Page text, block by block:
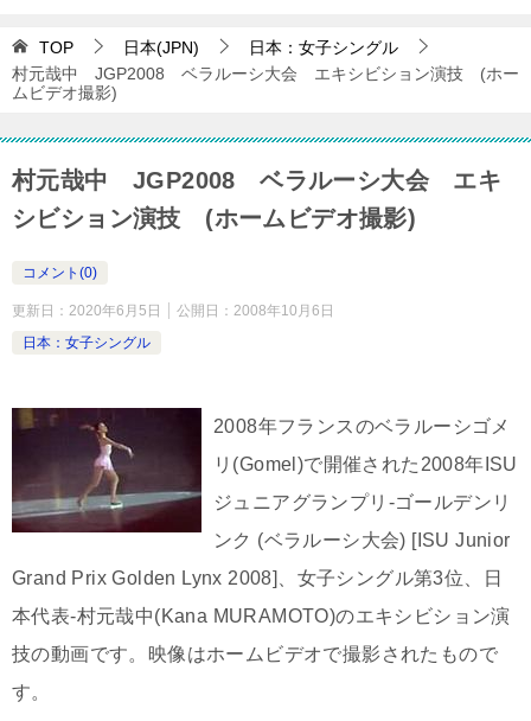
TOP 日本(JPN)
日本：女子シングル
村元哉中 JGP2008 ベラルーシ大会 エキシビション演技 (ホー
ムビデオ撮影)
村元哉中 JGP2008 ベラルーシ大会 エキ
シビション演技 (ホームビデオ撮影)
コメント(0)
更新日： 2020年6月5日 公開日： 2008年10月6日
日本：女子シングル
2008年フランスのベラルーシゴメ
リ(Gomel)で開催された2008年ISU
ジュニアグランプリ-ゴールデンリ
ンク (ベラルーシ大会) [ISU Junior
Grand Prix Golden Lynx 2008]、女子シングル第3位、日
本代表-村元哉中(Kana MURAMOTO)のエキシビション演
技の動画です。映像はホームビデオで撮影されたもので
す。